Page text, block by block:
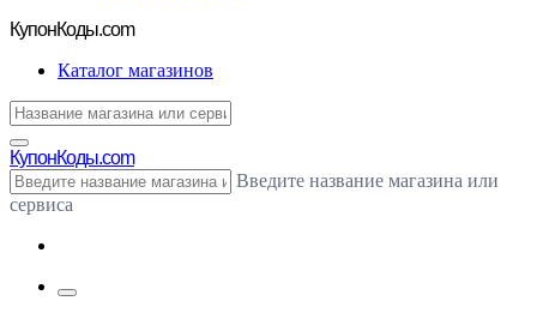
КупонКоды.com
Каталог магазинов
КупонКоды.com
Введите название магазина или
сервиса